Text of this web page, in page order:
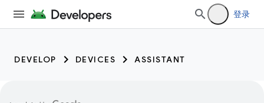
登录
DEVELOP DEVICES ASSISTANT